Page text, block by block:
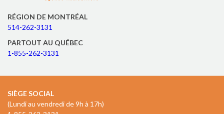
RÉGION DE MONTRÉAL
514-262-3131
PARTOUT AU QUÉBEC
1-855-262-3131
SIÈGE SOCIAL
(Lundi au vendredi de 9h à 17h)